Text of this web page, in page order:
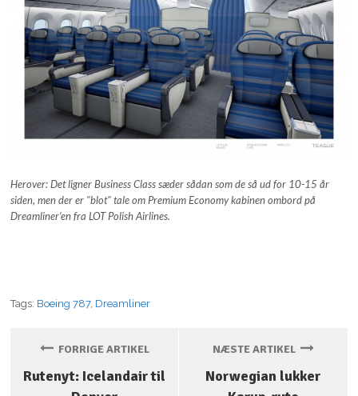
Herover:Det ligner Business Class sæder sådan som de så ud for 10-15 år
siden, men der er "blot" tale om Premium Economy kabinen ombord på
Dreamliner’en fra LOT Polish Airlines.
Tags: Boeing 787, Dreamliner
FORRIGE ARTIKEL
Rutenyt: Icelandair til
NÆSTE ARTIKEL
Norwegian lukker